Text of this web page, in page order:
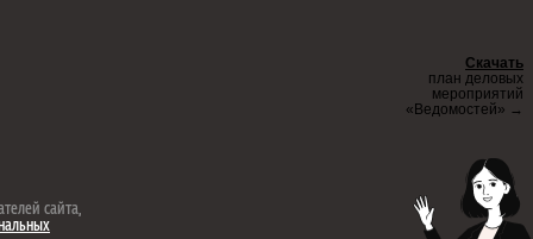
Скачать
план деловых
мероприятий
«Ведомостей» →
сайта,